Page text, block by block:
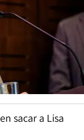
sacar a Lisa